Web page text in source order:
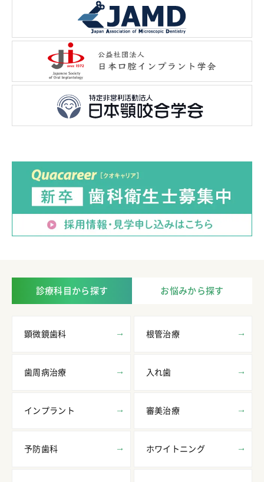
診療科目から探す お悩みから探す
顕微鏡歯科 根管治療
歯周病治療 入れ歯
インプラント 審美治療
予防歯科 ホワイトニング